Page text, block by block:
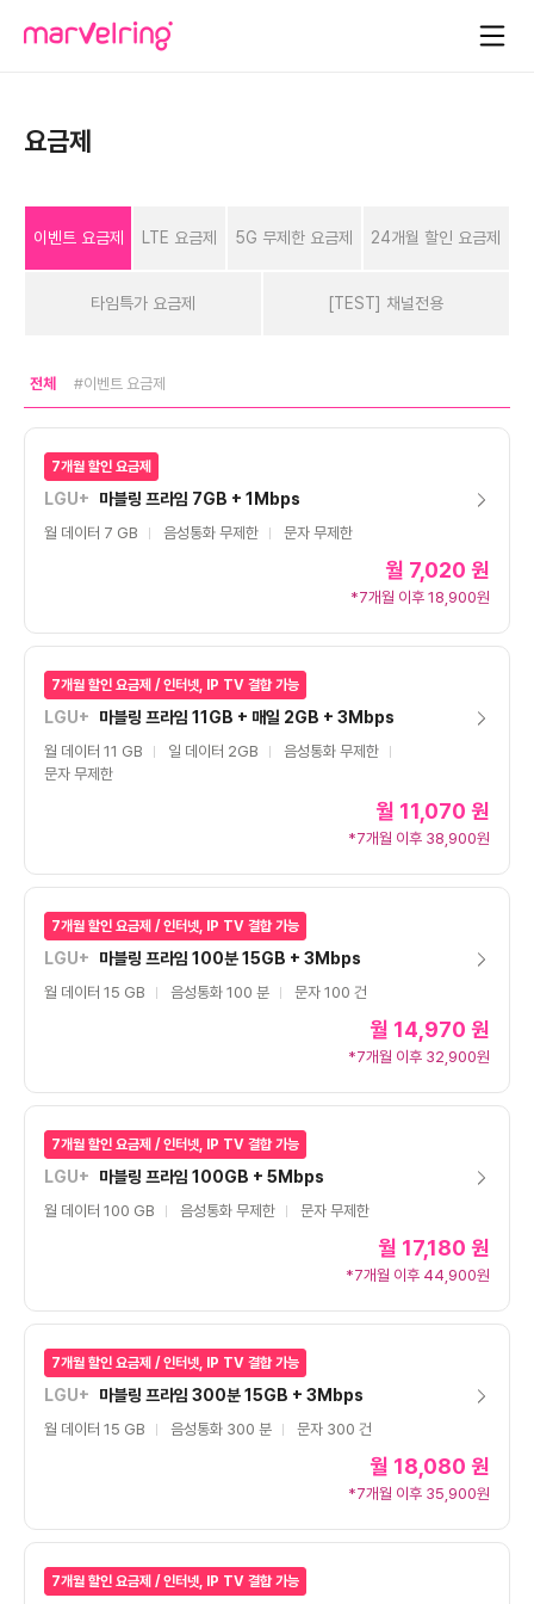
요금제
이벤트 요금제 LTE 요금제 5G 무제한 요금제 24개월 할인 요금제
타임특가 요금제 [TEST] 채널전용
전체 #이벤트 요금제
7개월 할인 요금제
LGU+ 마블링 프라임 7GB + 1Mbps
월 데이터 7 GB 음성통화 무제한 문자 무제한
월 7,020 원
*7개월 이후 18,900원
7개월 할인 요금제 / 인터넷, IP TV 결합 가능
LGU+ 마블링 프라임 11GB + 매일 2GB + 3Mbps
월 데이터 11 GB 일 데이터 2GB
음성통화 무제한
문자 무제한
월 11,070 원
*7개월 이후 38,900원
7개월 할인 요금제 / 인터넷, IP TV 결합 가능
LGU+ 마블링 프라임 100분 15GB + 3Mbps
월 데이터 15 GB 음성통화 100 분 문자 100 건
월 14,970 원
*7개월 이후 32,900원
7개월 할인 요금제 / 인터넷, IP TV 결합 가능
LGU+ 마블링 프라임 100GB + 5Mbps
월 데이터 100 GB 음성통화 무제한 문자 무제한
월 17,180 원
*7개월 이후 44,900원
7개월 할인 요금제 / 인터넷, IP TV 결합 가능
LGU+ 마블링 프라임 300분 15GB + 3Mbps
월 데이터 15 GB 음성통화 300 분 문자 300 건
월 18,080 원
*7개월 이후 35,900원
7개월 할인 요금제 / 인터넷, IP TV 결합 가능